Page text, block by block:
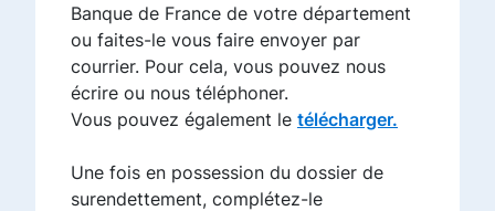
Banque de France de votre département
ou faites-le vous faire envoyer par
courrier. Pour cela, vous pouvez nous
écrire ou nous téléphoner.
Vous pouvez également le télécharger.
Une fois en possession du dossier de
surendettement, complétez-le